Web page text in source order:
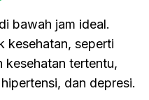
bawah jam ideal.
kesehatan, seperti
kesehatan tertentu,
dan depresi.